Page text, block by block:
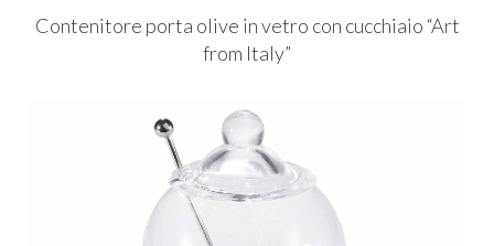
Contenitore porta olive in vetro con cucchiaio “Art
from Italy”